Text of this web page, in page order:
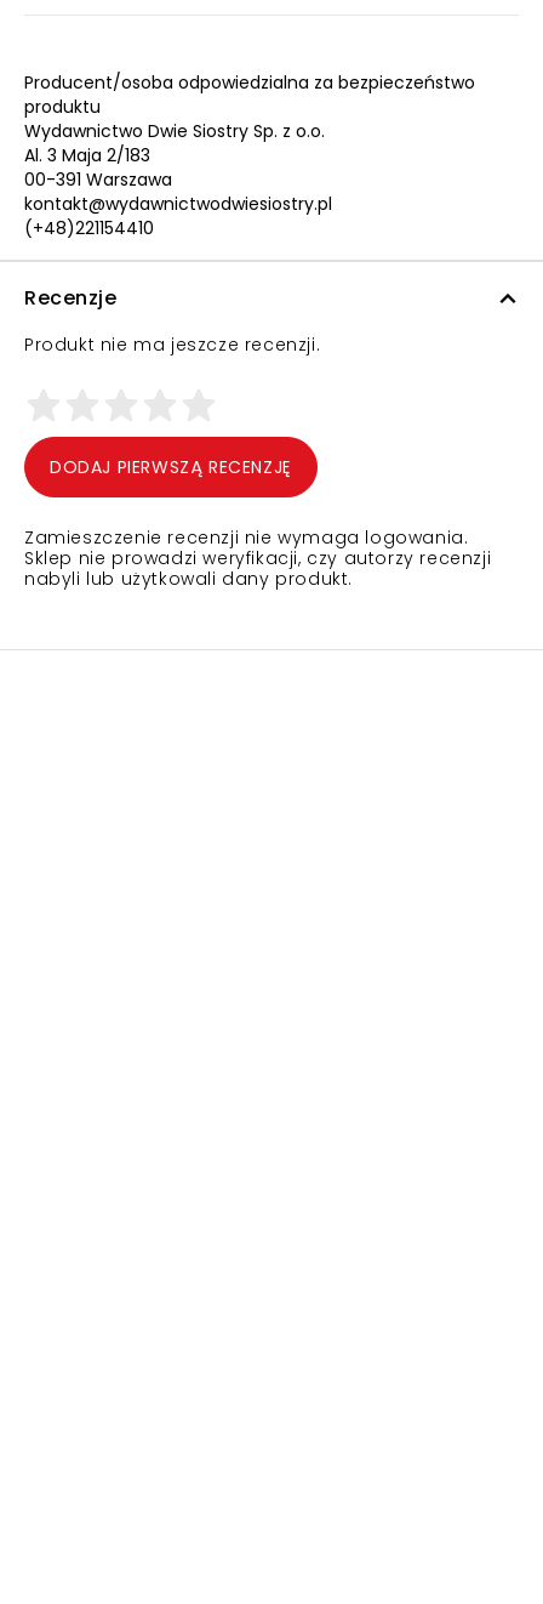
Producent/osoba odpowiedzialna za bezpieczeństwo
produktu
Wydawnictwo Dwie Siostry Sp. z o.o.
Al. 3 Maja 2/183
00-391 Warszawa
kontakt@wydawnictwodwiesiostry.pl
(+48)221154410
Recenzje
Produkt nie ma jeszcze recenzji.
DODAJ PIERWSZĄ RECENZJĘ
Zamieszczenie recenzji nie wymaga logowania.
Sklep nie prowadzi weryfikacji, czy autorzy recenzji
nabyli lub użytkowali dany produkt.